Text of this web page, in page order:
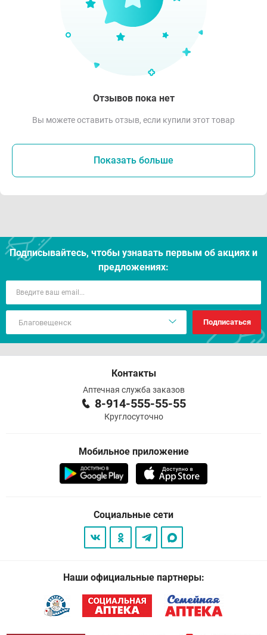
Отзывов пока нет
Вы можете оставить отзыв, если купили этот товар
Показать больше
Подписывайтесь, чтобы узнавать первым об акцияx и
предложениях:
Подписаться
Контакты
Аптечная служба заказов
8-914-555-55-55
Круглосуточно
Мобильное приложение
Социальные сети
Наши официальные партнеры: